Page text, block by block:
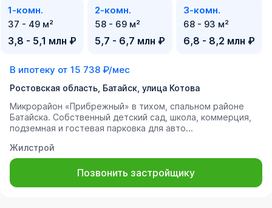
1-комн.
37 - 49 м²
3,8 - 5,1 млн ₽
2-комн.
58 - 69 м²
5,7 - 6,7 млн ₽
3-комн.
68 - 93 м²
6,8 - 8,2 млн ₽
В ипотеку от 15 738 ₽/мес
Ростовская область, Батайск, улица Котова
Микрорайон «Прибрежный» в тихом, спальном районе
Батайска. Собственный детский сад, школа, коммерция,
подземная и гостевая парковка для авто...
Жилстрой
Позвонить застройщику